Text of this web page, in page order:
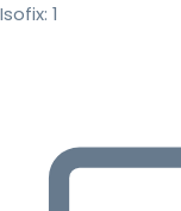
Isofix: 1